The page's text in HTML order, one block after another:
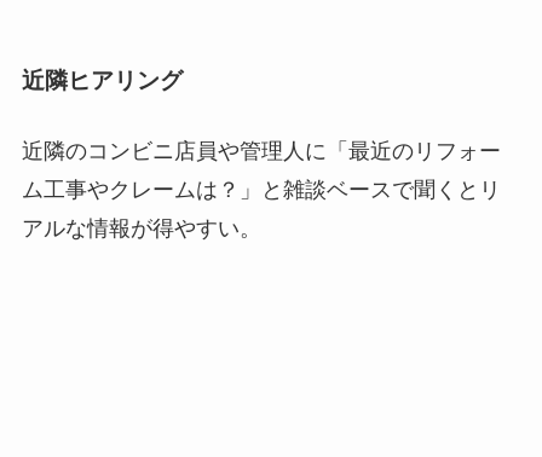
近隣ヒアリング
近隣のコンビニ店員や管理人に「最近のリフォー
ム工事やクレームは？」と雑談ベースで聞くとリ
アルな情報が得やすい。